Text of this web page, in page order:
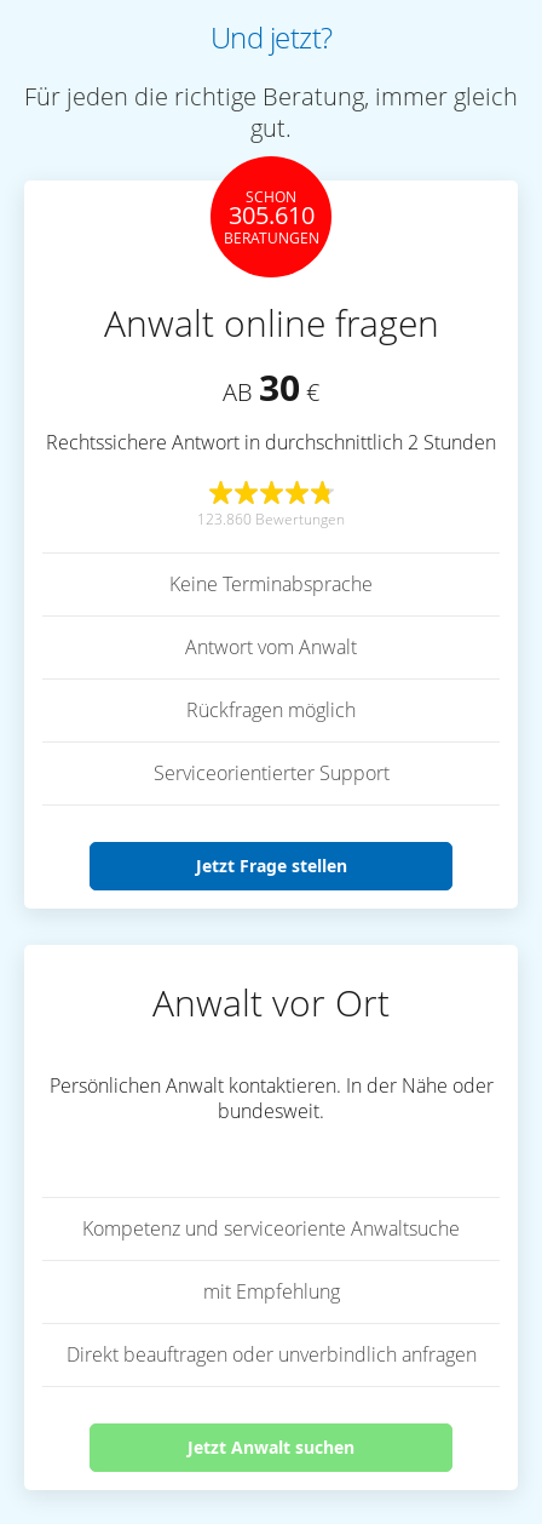
Und jetzt?
Für jeden die richtige Beratung, immer gleich
gut.
SCHON
305.610
BERATUNGEN
Anwalt online fragen
AB 30 €
Rechtssichere Antwort in durchschnittlich 2 Stunden
123.860 Bewertungen
Keine Terminabsprache
Antwort vom Anwalt
Rückfragen möglich
Serviceorientierter Support
Jetzt Frage stellen
Anwalt vor Ort
Persönlichen Anwalt kontaktieren. In der Nähe oder
bundesweit.
Kompetenz und serviceoriente Anwaltsuche
mit Empfehlung
Direkt beauftragen oder unverbindlich anfragen
Jetzt Anwalt suchen